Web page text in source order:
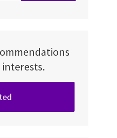
interests.